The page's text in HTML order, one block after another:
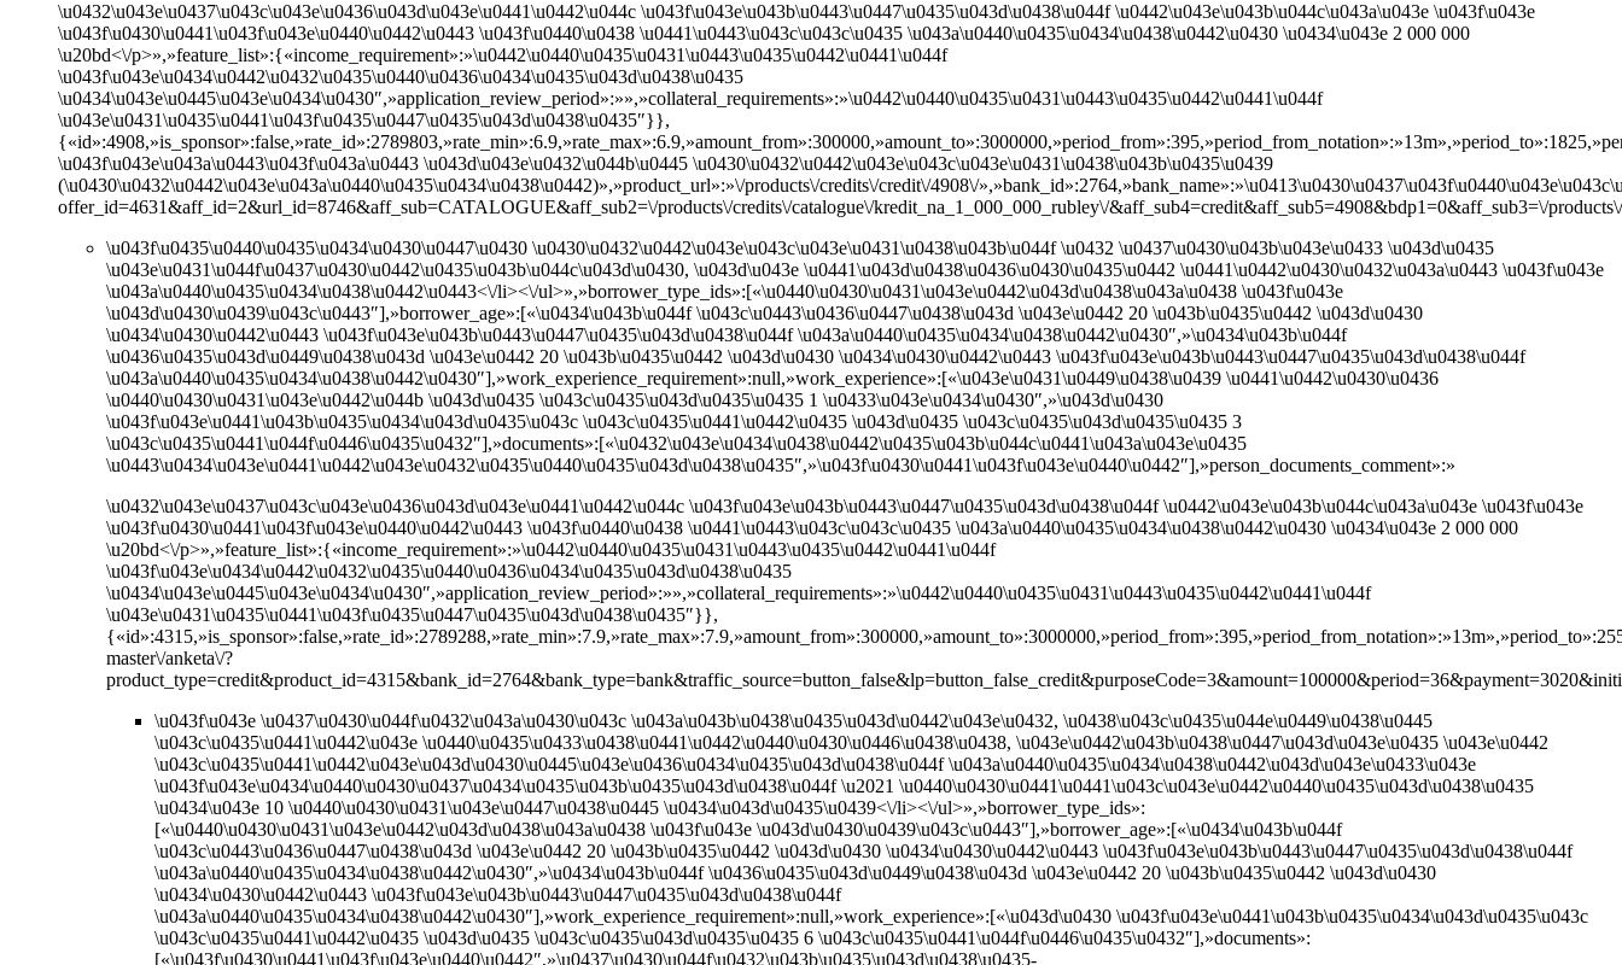
\u0432\u043e\u0437\u043c\u043e\u0436\u043d\u043e\u0441\u0442\u044c \u043f\u043e\u043b\u0443\u0447\u0435\u043d\u0438\u044f \u0442\u043e\u043b\u044c\u043a\u043e \u043f\u043e
\u043f\u0430\u0441\u043f\u043e\u0440\u0442\u0443 \u043f\u0440\u0438 \u0441\u0443\u043c\u043c\u0435 \u043a\u0440\u0435\u0434\u0438\u0442\u0430 \u0434\u043e 2 000 000
\u20bd<\/p>»,»feature_list»:{«income_requirement»:»\u0442\u0440\u0435\u0431\u0443\u0435\u0442\u0441\u044f
\u043f\u043e\u0434\u0442\u0432\u0435\u0440\u0436\u0434\u0435\u043d\u0438\u0435
\u0434\u043e\u0445\u043e\u0434\u0430″,»application_review_period»:»»,»collateral_requirements»:»\u0442\u0440\u0435\u0431\u0443\u0435\u0442\u0441\u044f
\u043e\u0431\u0435\u0441\u043f\u0435\u0447\u0435\u043d\u0438\u0435″}},
\u043f\u043e\u043a\u0443\u043f\u043a\u0443 \u043d\u043e\u0432\u044b\u0445 \u0430\u0432\u0442\u043e\u043c\u043e\u0431\u0438\u043b\u0435\u0439
(\u0430\u0432\u0442\u043e\u043a\u0440\u0435\u0434\u0438\u0442)»,»product_url»:»\/products\/credits\/credit\/4908\/
offer_id=4631&aff_id=2&url_id=8746&aff_sub=CATALOGUE&aff_sub2=\/products\/credits\/catalogue\/kredit_na_1_000_000_rubley\/&aff_sub4=credit&aff_sub5=4908&bdp1=0&aff_sub3=\/
\u043f\u0435\u0440\u0435\u0434\u0430\u0447\u0430 \u0430\u0432\u0442\u043e\u043c\u043e\u0431\u0438\u043b\u044f \u0432 \u0437\u0430\u043b\u043e\u0433 \u043d\u0435
\u043e\u0431\u044f\u0437\u0430\u0442\u0435\u043b\u044c\u043d\u0430, \u043d\u043e \u0441\u043d\u0438\u0436\u0430\u0435\u0442 \u0441\u0442\u0430\u0432\u043a\u0443 \u043f\u043e
\u043a\u0440\u0435\u0434\u0438\u0442\u0443<\/li><\/ul>»,»borrower_type_ids»:[«\u0440\u0430\u0431\u043e\u0442\u043d\u0438\u043a\u0438 \u043f\u043e
\u043d\u0430\u0439\u043c\u0443″],»borrower_age»:[«\u0434\u043b\u044f \u043c\u0443\u0436\u0447\u0438\u043d \u043e\u0442 20 \u043b\u0435\u0442 \u043d\u0430
\u0434\u0430\u0442\u0443 \u043f\u043e\u043b\u0443\u0447\u0435\u043d\u0438\u044f \u043a\u0440\u0435\u0434\u0438\u0442\u0430″,»\u0434\u043b\u044f
\u0436\u0435\u043d\u0449\u0438\u043d \u043e\u0442 20 \u043b\u0435\u0442 \u043d\u0430 \u0434\u0430\u0442\u0443 \u043f\u043e\u043b\u0443\u0447\u0435\u043d\u0438\u044f
\u043a\u0440\u0435\u0434\u0438\u0442\u0430″],»work_experience_requirement»:null,»work_experience»:[«\u043e\u0431\u0449\u0438\u0439 \u0441\u0442\u0430\u0436
\u0440\u0430\u0431\u043e\u0442\u044b \u043d\u0435 \u043c\u0435\u043d\u0435\u0435 1 \u0433\u043e\u0434\u0430″,»\u043d\u0430
\u043f\u043e\u0441\u043b\u0435\u0434\u043d\u0435\u043c \u043c\u0435\u0441\u0442\u0435 \u043d\u0435 \u043c\u0435\u043d\u0435\u0435 3
\u043c\u0435\u0441\u044f\u0446\u0435\u0432″],»documents»:[«\u0432\u043e\u0434\u0438\u0442\u0435\u043b\u044c\u0441\u043a\u043e\u0435
\u0443\u0434\u043e\u0441\u0442\u043e\u0432\u0435\u0440\u0435\u043d\u0438\u0435″,»\u043f\u0430\u0441\u043f\u043e\u0440\u0442″],»person_documents_comment»:»
\u0432\u043e\u0437\u043c\u043e\u0436\u043d\u043e\u0441\u0442\u044c \u043f\u043e\u043b\u0443\u0447\u0435\u043d\u0438\u044f \u0442\u043e\u043b\u044c\u043a\u043e \u043f\u043e
\u043f\u0430\u0441\u043f\u043e\u0440\u0442\u0443 \u043f\u0440\u0438 \u0441\u0443\u043c\u043c\u0435 \u043a\u0440\u0435\u0434\u0438\u0442\u0430 \u0434\u043e 2 000 000
\u20bd<\/p>»,»feature_list»:{«income_requirement»:»\u0442\u0440\u0435\u0431\u0443\u0435\u0442\u0441\u044f
\u043f\u043e\u0434\u0442\u0432\u0435\u0440\u0436\u0434\u0435\u043d\u0438\u0435
\u0434\u043e\u0445\u043e\u0434\u0430″,»application_review_period»:»»,»collateral_requirements»:»\u0442\u0440\u0435\u0431\u0443\u0435\u0442\u0441\u044f
\u043e\u0431\u0435\u0441\u043f\u0435\u0447\u0435\u043d\u0438\u0435″}},
master\/anketa\/?
\u043f\u043e \u0437\u0430\u044f\u0432\u043a\u0430\u043c \u043a\u043b\u0438\u0435\u043d\u0442\u043e\u0432, \u0438\u043c\u0435\u044e\u0449\u0438\u0445
\u043c\u0435\u0441\u0442\u043e \u0440\u0435\u0433\u0438\u0441\u0442\u0440\u0430\u0446\u0438\u0438, \u043e\u0442\u043b\u0438\u0447\u043d\u043e\u0435 \u043e\u0442
\u043c\u0435\u0441\u0442\u043e\u043d\u0430\u0445\u043e\u0436\u0434\u0435\u043d\u0438\u044f \u043a\u0440\u0435\u0434\u0438\u0442\u043d\u043e\u0433\u043e
\u043f\u043e\u0434\u0440\u0430\u0437\u0434\u0435\u043b\u0435\u043d\u0438\u044f \u2021 \u0440\u0430\u0441\u0441\u043c\u043e\u0442\u0440\u0435\u043d\u0438\u0435
\u0434\u043e 10 \u0440\u0430\u0431\u043e\u0447\u0438\u0445 \u0434\u043d\u0435\u0439<\/li><\/ul>»,»borrower_type_ids»:
[«\u0440\u0430\u0431\u043e\u0442\u043d\u0438\u043a\u0438 \u043f\u043e \u043d\u0430\u0439\u043c\u0443″],»borrower_age»:[«\u0434\u043b\u044f
\u043c\u0443\u0436\u0447\u0438\u043d \u043e\u0442 20 \u043b\u0435\u0442 \u043d\u0430 \u0434\u0430\u0442\u0443 \u043f\u043e\u043b\u0443\u0447\u0435\u043d\u0438\u044f
\u043a\u0440\u0435\u0434\u0438\u0442\u0430″,»\u0434\u043b\u044f \u0436\u0435\u043d\u0449\u0438\u043d \u043e\u0442 20 \u043b\u0435\u0442 \u043d\u0430
\u0434\u0430\u0442\u0443 \u043f\u043e\u043b\u0443\u0447\u0435\u043d\u0438\u044f
\u043a\u0440\u0435\u0434\u0438\u0442\u0430″],»work_experience_requirement»:null,»work_experience»:[«\u043d\u0430 \u043f\u043e\u0441\u043b\u0435\u0434\u043d\u0435\u043c
\u043c\u0435\u0441\u0442\u0435 \u043d\u0435 \u043c\u0435\u043d\u0435\u0435 6 \u043c\u0435\u0441\u044f\u0446\u0435\u0432″],»documents»:
[«\u043f\u0430\u0441\u043f\u043e\u0440\u0442″,»\u0437\u0430\u044f\u0432\u043b\u0435\u043d\u0438\u0435-